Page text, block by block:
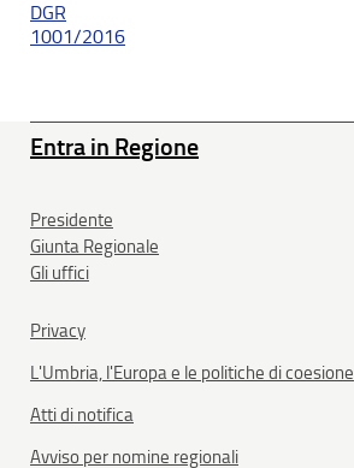
DGR
1001/2016
Entra in Regione
Presidente
Giunta Regionale
Gli uffici
Privacy
L'Umbria, l'Europa e le politiche di coesione
Atti di notifica
Avviso per nomine regionali